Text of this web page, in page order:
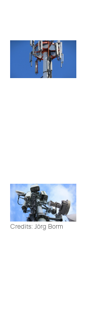
Credits: Jörg Borm